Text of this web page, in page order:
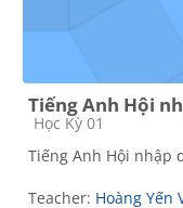
Tiếng Anh Hội
Course category
Học Kỳ 01
Tiếng Anh Hội nhập
Teacher: Hoàng Yến